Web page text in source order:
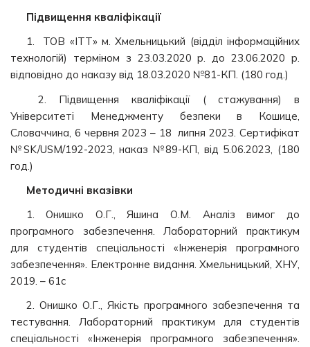
Підвищення кваліфікації
1. ТОВ «ІТТ» м. Хмельницький (відділ інформаційних
технологій) терміном з 23.03.2020 р. до 23.06.2020 р.
відповідно до наказу від 18.03.2020 №81-КП. (180 год.)
2. Підвищення кваліфікації ( стажування) в
Університеті Менеджменту безпеки в Кошице,
Словаччина, 6 червня 2023 – 18 липня 2023. Сертифікат
№SK/USM/192-2023, наказ №89-КП, від 5.06.2023, (180
год.)
Методичні вказівки
1. Онишко О.Г., Яшина О.М. Аналіз вимог до
програмного забезпечення. Лабораторний практикум
для студентів спеціальності «Інженерія програмного
забезпечення». Електронне видання. Хмельницький, ХНУ,
2019. – 61с
2. Онишко О.Г., Якість програмного забезпечення та
тестування. Лабораторний практикум для студентів
спеціальності «Інженерія програмного забезпечення».